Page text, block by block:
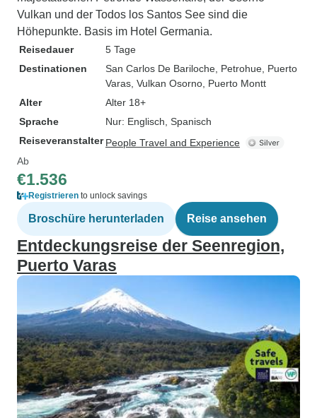
Vulkan und der Todos los Santos See sind die
Höhepunkte. Basis im Hotel Germania.
Reisedauer
5 Tage
Destinationen
San Carlos De Bariloche , Petrohue , Puerto
Varas , Vulkan Osorno , Puerto Montt
Alter
Alter 18+
Sprache
Nur: Englisch, Spanisch
Reiseveranstalter People Travel and Experience
Ab
€1.536
Registrieren to unlock savings
Broschüre herunterladen Reise ansehen
Entdeckungsreise der Seenregion,
Puerto Varas